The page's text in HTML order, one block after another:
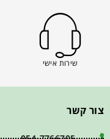
שירות אישי
צור קשר